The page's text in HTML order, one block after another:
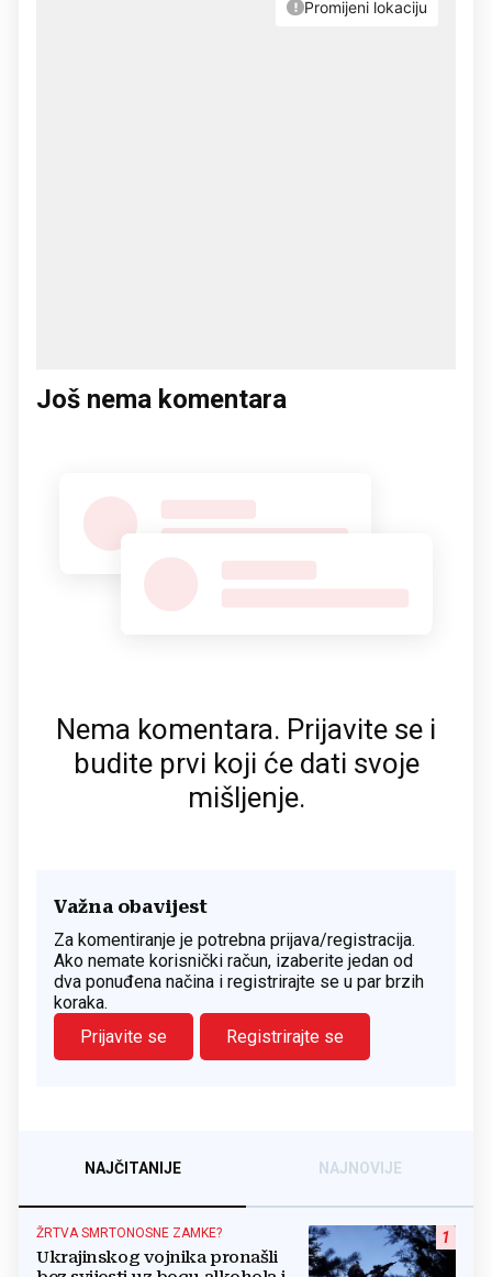
Još nema komentara
Nema komentara. Prijavite se i
budite prvi koji će dati svoje
mišljenje.
Važna obavijest
Za komentiranje je potrebna prijava/registracija.
Ako nemate korisnički račun, izaberite jedan od
dva ponuđena načina i registrirajte se u par brzih
koraka.
Prijavite se
Registrirajte se
NAJČITANIJE NAJNOVIJE
1
ŽRTVA SMRTONOSNE ZAMKE?
Ukrajinskog vojnika pronašli